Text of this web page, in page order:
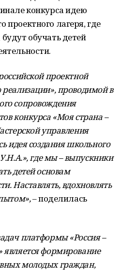
конкурса идею
проектного лагеря, где
обучать детей
проектной
проводимой в
сопровождения
конкурса «Моя страна –
управления
идея создания школьного
где мы – выпускники
детей основам
Наставлять, вдохновлять
– поделилась
платформы «Россия –
является формирование
молодых граждан,